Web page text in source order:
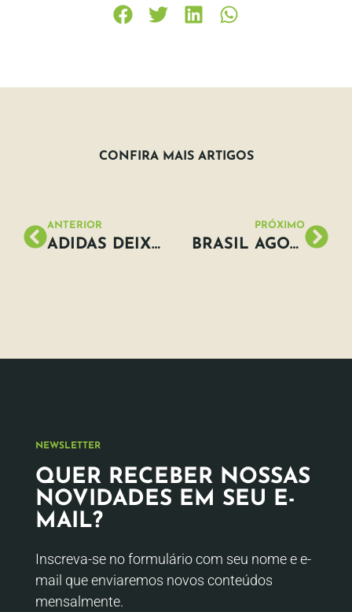
CONFIRA MAIS ARTIGOS
ANTERIOR
ADIDAS DEIXA DE USAR SACOLAS PLÁSTICAS EM SUAS LOJAS AO REDOR DO MUNDO
PRÓXIMO
BRASIL AGORA TEM PLANO NACIONAL DE ADAPTAÇÃO À MUDANÇA DO CLIMA
NEWSLETTER
QUER RECEBER NOSSAS
NOVIDADES EM SEU E-
MAIL?
Inscreva-se no formulário com seu nome e e-
mail que enviaremos novos conteúdos
mensalmente.